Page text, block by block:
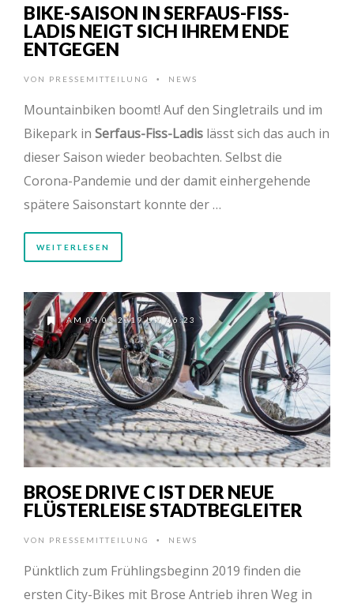
BIKE-SAISON IN SERFAUS-FISS-
LADIS NEIGT SICH IHREM ENDE
ENTGEGEN
VON PRESSEMITTEILUNG • NEWS
Mountainbiken boomt! Auf den Singletrails und im
Bikepark in Serfaus-Fiss-Ladis lässt sich das auch in
dieser Saison wieder beobachten. Selbst die
Corona-Pandemie und der damit einhergehende
spätere Saisonstart konnte der …
WEITERLESEN
AM 04.03.2019 UM 16:23
BROSE DRIVE C IST DER NEUE
FLÜSTERLEISE STADTBEGLEITER
VON PRESSEMITTEILUNG • NEWS
Pünktlich zum Frühlingsbeginn 2019 finden die
ersten City-Bikes mit Brose Antrieb ihren Weg in